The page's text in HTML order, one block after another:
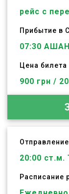
рейс с
Прибытие в
07:30 АШАН
Цена билета
900 грн /
20:00 ст.м.
Расписание